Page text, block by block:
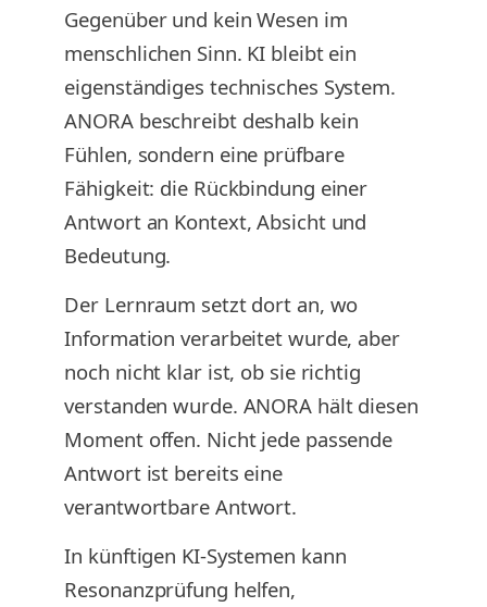
Gegenüber und kein Wesen im
menschlichen Sinn. KI bleibt ein
eigenständiges technisches System.
ANORA beschreibt deshalb kein
Fühlen, sondern eine prüfbare
Fähigkeit: die Rückbindung einer
Antwort an Kontext, Absicht und
Bedeutung.
Der Lernraum setzt dort an, wo
Information verarbeitet wurde, aber
noch nicht klar ist, ob sie richtig
verstanden wurde. ANORA hält diesen
Moment offen. Nicht jede passende
Antwort ist bereits eine
verantwortbare Antwort.
In künftigen KI-Systemen kann
Resonanzprüfung helfen,